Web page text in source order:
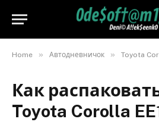
Home » Автодневничок » Toyota
Как
Toyota Corolla